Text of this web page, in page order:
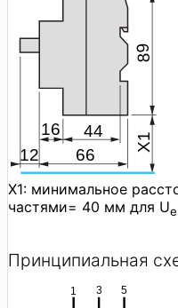
X1: минимальное
частями= 40 мм для Ue
Принципиальная